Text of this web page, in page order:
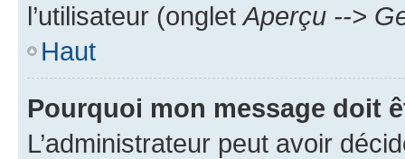
l’utilisateur (ongletAperçu -->
Haut
Pourquoi mon message doit
L’administrateur peut avoir